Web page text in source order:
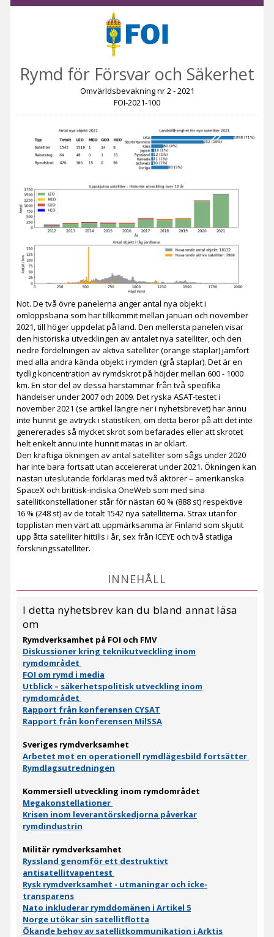
Rymd för Försvar och Säkerhet
Omvärldsbevakning nr 2 - 2021
FOI-2021-100
Not. De två övre panelerna anger antal nya objekt i
omloppsbana som har tillkommit mellan januari och november
2021, till höger uppdelat på land. Den mellersta panelen visar
den historiska utvecklingen av antalet nya satelliter, och den
nedre fördelningen av aktiva satelliter (orange staplar) jämfört
med alla andra kända objekt i rymden (grå staplar). Det är en
tydlig koncentration av rymdskrot på höjder mellan 600 - 1000
km. En stor del av dessa härstammar från två specifika
händelser under 2007 och 2009. Det ryska ASAT-testet i
november 2021 (se artikel längre ner i nyhetsbrevet) har ännu
inte hunnit ge avtryck i statistiken, om detta beror på att det inte
genererades så mycket skrot som befarades eller att skrotet
helt enkelt ännu inte hunnit mätas in är oklart.
Den kraftiga ökningen av antal satelliter som sågs under 2020
har inte bara fortsatt utan accelererat under 2021. Ökningen kan
nästan uteslutande förklaras med två aktörer – amerikanska
SpaceX och brittisk-indiska OneWeb som med sina
satellitkonstellationer står för nästan 60 % (888 st) respektive
16 % (248 st) av de totalt 1542 nya satelliterna. Strax utanför
topplistan men värt att uppmärksamma är Finland som skjutit
upp åtta satelliter hittills i år, sex från ICEYE och två statliga
forskningssatelliter.
INNEHÅLL
I detta nyhetsbrev kan du bland annat läsa
om
Rymdverksamhet på FOI och FMV
Diskussioner kring teknikutveckling inom
rymdområdet
FOI om rymd i media
Utblick – säkerhetspolitisk utveckling inom
rymdområdet
Rapport från konferensen CYSAT
Rapport från konferensen MilSSA
Sveriges rymdverksamhet
Arbetet mot en operationell rymdlägesbild fortsätter
Rymdlagsutredningen
Kommersiell utveckling inom rymdområdet
Megakonstellationer
Krisen inom leverantörskedjorna påverkar
rymdindustrin
Militär rymdverksamhet
Ryssland genomför ett destruktivt
antisatellitvapentest
Rysk rymdverksamhet - utmaningar och icke-
transparens
Nato inkluderar rymddomänen i Artikel 5
Norge utökar sin satellitflotta
Ökande behov av satellitkommunikation i Arktis